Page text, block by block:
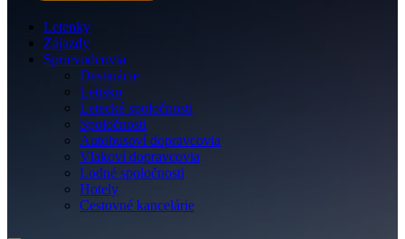
Letenky
Zájazdy
Sprievodcovia
Destinácie
Letisko
Letecké spoločnosti
Spoločnosti
Autobusoví dopravcovia
Vlakoví dopravcovia
Lodné spoločnosti
Hotely
Cestovné kancelárie